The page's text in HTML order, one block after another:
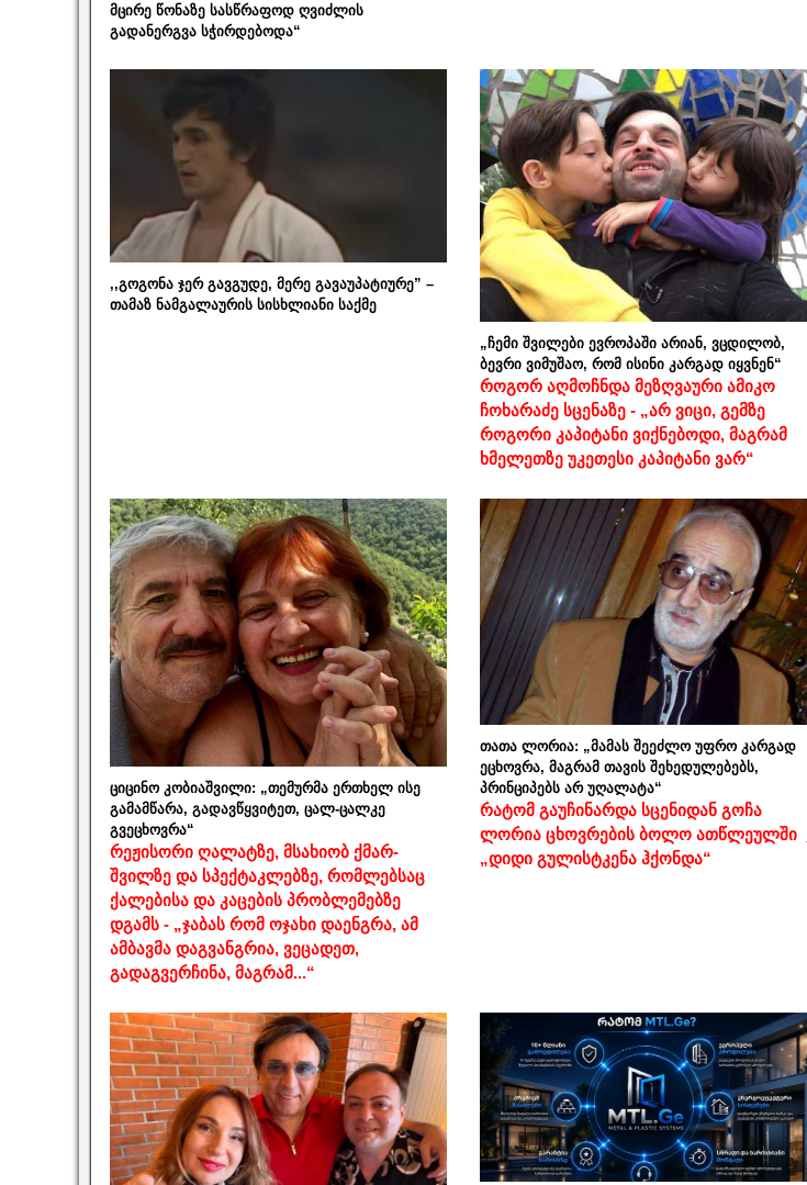
მცირე წონაზე სასწრაფოდ ღვიძლის
გადანერგვა სჭირდებოდა“
,,გოგონა ჯერ გავგუდე, მერე გავაუპატიურე” –
თამაზ ნამგალაურის სისხლიანი საქმე
„ჩემი შვილები ევროპაში არიან, ვცდილობ,
ბევრი ვიმუშაო, რომ ისინი კარგად იყვნენ“
როგორ აღმოჩნდა მეზღვაური ამიკო
ჩოხარაძე სცენაზე - „არ ვიცი, გემზე
როგორი კაპიტანი ვიქნებოდი, მაგრამ
ხმელეთზე უკეთესი კაპიტანი ვარ“
ციცინო კობიაშვილი: „თემურმა ერთხელ ისე
გამამწარა, გადავწყვიტეთ, ცალ-ცალკე
გვეცხოვრა“
რეჟისორი ღალატზე, მსახიობ ქმარ-
შვილზე და სპექტაკლებზე, რომლებსაც
ქალებისა და კაცების პრობლემებზე
დგამს - „ჯაბას რომ ოჯახი დაენგრა, ამ
ამბავმა დაგვანგრია, ვეცადეთ,
გადაგვერჩინა, მაგრამ...“
თათა ლორია: „მამას შეეძლო უფრო კარგად
ეცხოვრა, მაგრამ თავის შეხედულებებს,
პრინციპებს არ უღალატა“
რატომ გაუჩინარდა სცენიდან გოჩა
ლორია ცხოვრების ბოლო ათწლეულში _
„დიდი გულისტკენა ჰქონდა“